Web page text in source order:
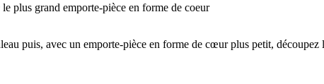
plus grand emporte-pièce en forme de coeur
puis, avec un emporte-pièce en forme de cœur plus petit,